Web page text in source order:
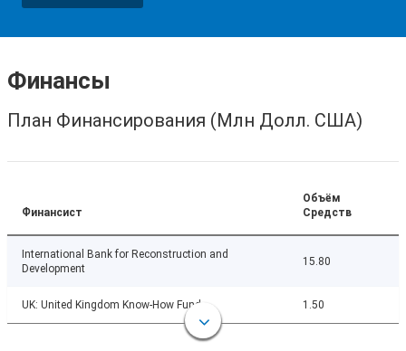
Финансы
План Финансирования (Млн Долл. США)
Финансист
Объём
Средств
International Bank for Reconstruction and
Development
15.80
UK: United Kingdom Know-How Fund 1.50